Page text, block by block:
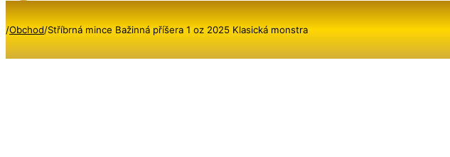
/Obchod/Stříbrná mince Bažinná příšera 1 oz 2025 Klasická monstra